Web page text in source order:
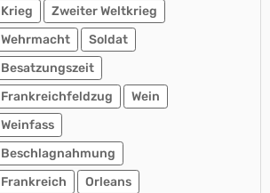
Krieg
Zweiter Weltkrieg
Wehrmacht
Soldat
Besatzungszeit
Frankreichfeldzug
Wein
Weinfass
Beschlagnahmung
Frankreich
Orleans